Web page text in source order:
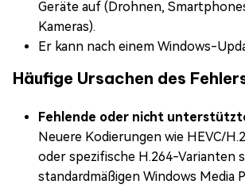
Geräte auf (Drohnen,
Kameras).
Er kann nach einem Windows-
Häufige Ursachen des
Fehlende oder nicht
Neuere Kodierungen wie HEVC/
oder spezifische H.264-Varianten
standardmäßigen Windows Media